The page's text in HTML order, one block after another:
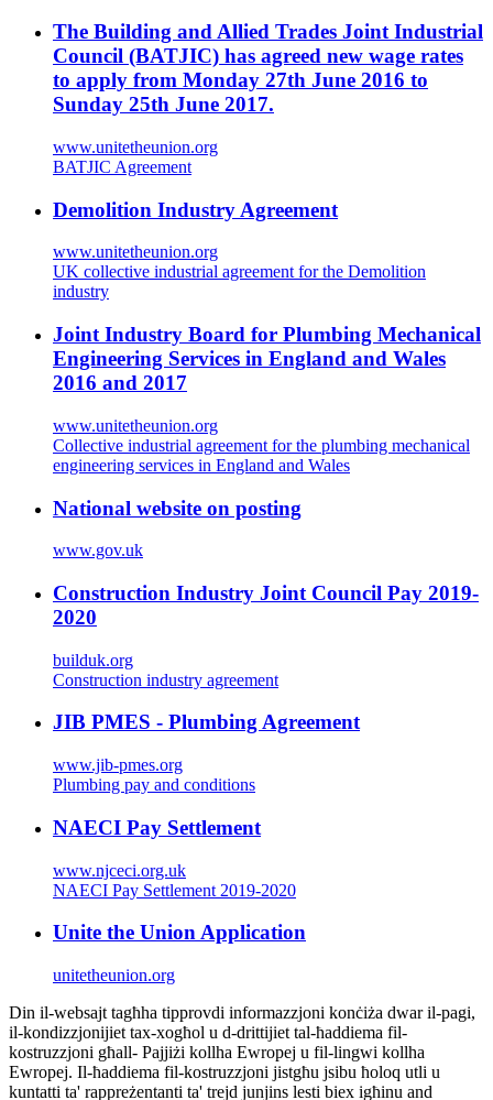
The Building and Allied Trades Joint Industrial
Council (BATJIC) has agreed new wage rates
to apply from Monday 27th June 2016 to
Sunday 25th June 2017.
www.unitetheunion.org
BATJIC Agreement
Demolition Industry Agreement
www.unitetheunion.org
UK collective industrial agreement for the Demolition
industry
Joint Industry Board for Plumbing Mechanical
Engineering Services in England and Wales
2016 and 2017
www.unitetheunion.org
Collective industrial agreement for the plumbing mechanical
engineering services in England and Wales
National website on posting
www.gov.uk
Construction Industry Joint Council Pay 2019-
2020
builduk.org
Construction industry agreement
JIB PMES - Plumbing Agreement
www.jib-pmes.org
Plumbing pay and conditions
NAECI Pay Settlement
www.njceci.org.uk
NAECI Pay Settlement 2019-2020
Unite the Union Application
unitetheunion.org
Din il-websajt tagħha tipprovdi informazzjoni konċiża dwar il-pagi,
il-kondizzjonijiet tax-xogħol u d-drittijiet tal-ħaddiema fil-
kostruzzjoni għall- Pajjiżi kollha Ewropej u fil-lingwi kollha
Ewropej. Il-ħaddiema fil-kostruzzjoni jistgħu jsibu ħoloq utli u
kuntatti ta' rappreżentanti ta' trejd junjins lesti biex igħinu and